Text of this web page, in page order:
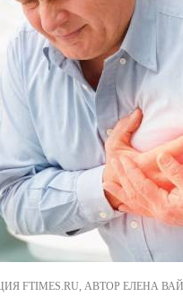
FTIMES.RU, АВТОР ЕЛЕНА